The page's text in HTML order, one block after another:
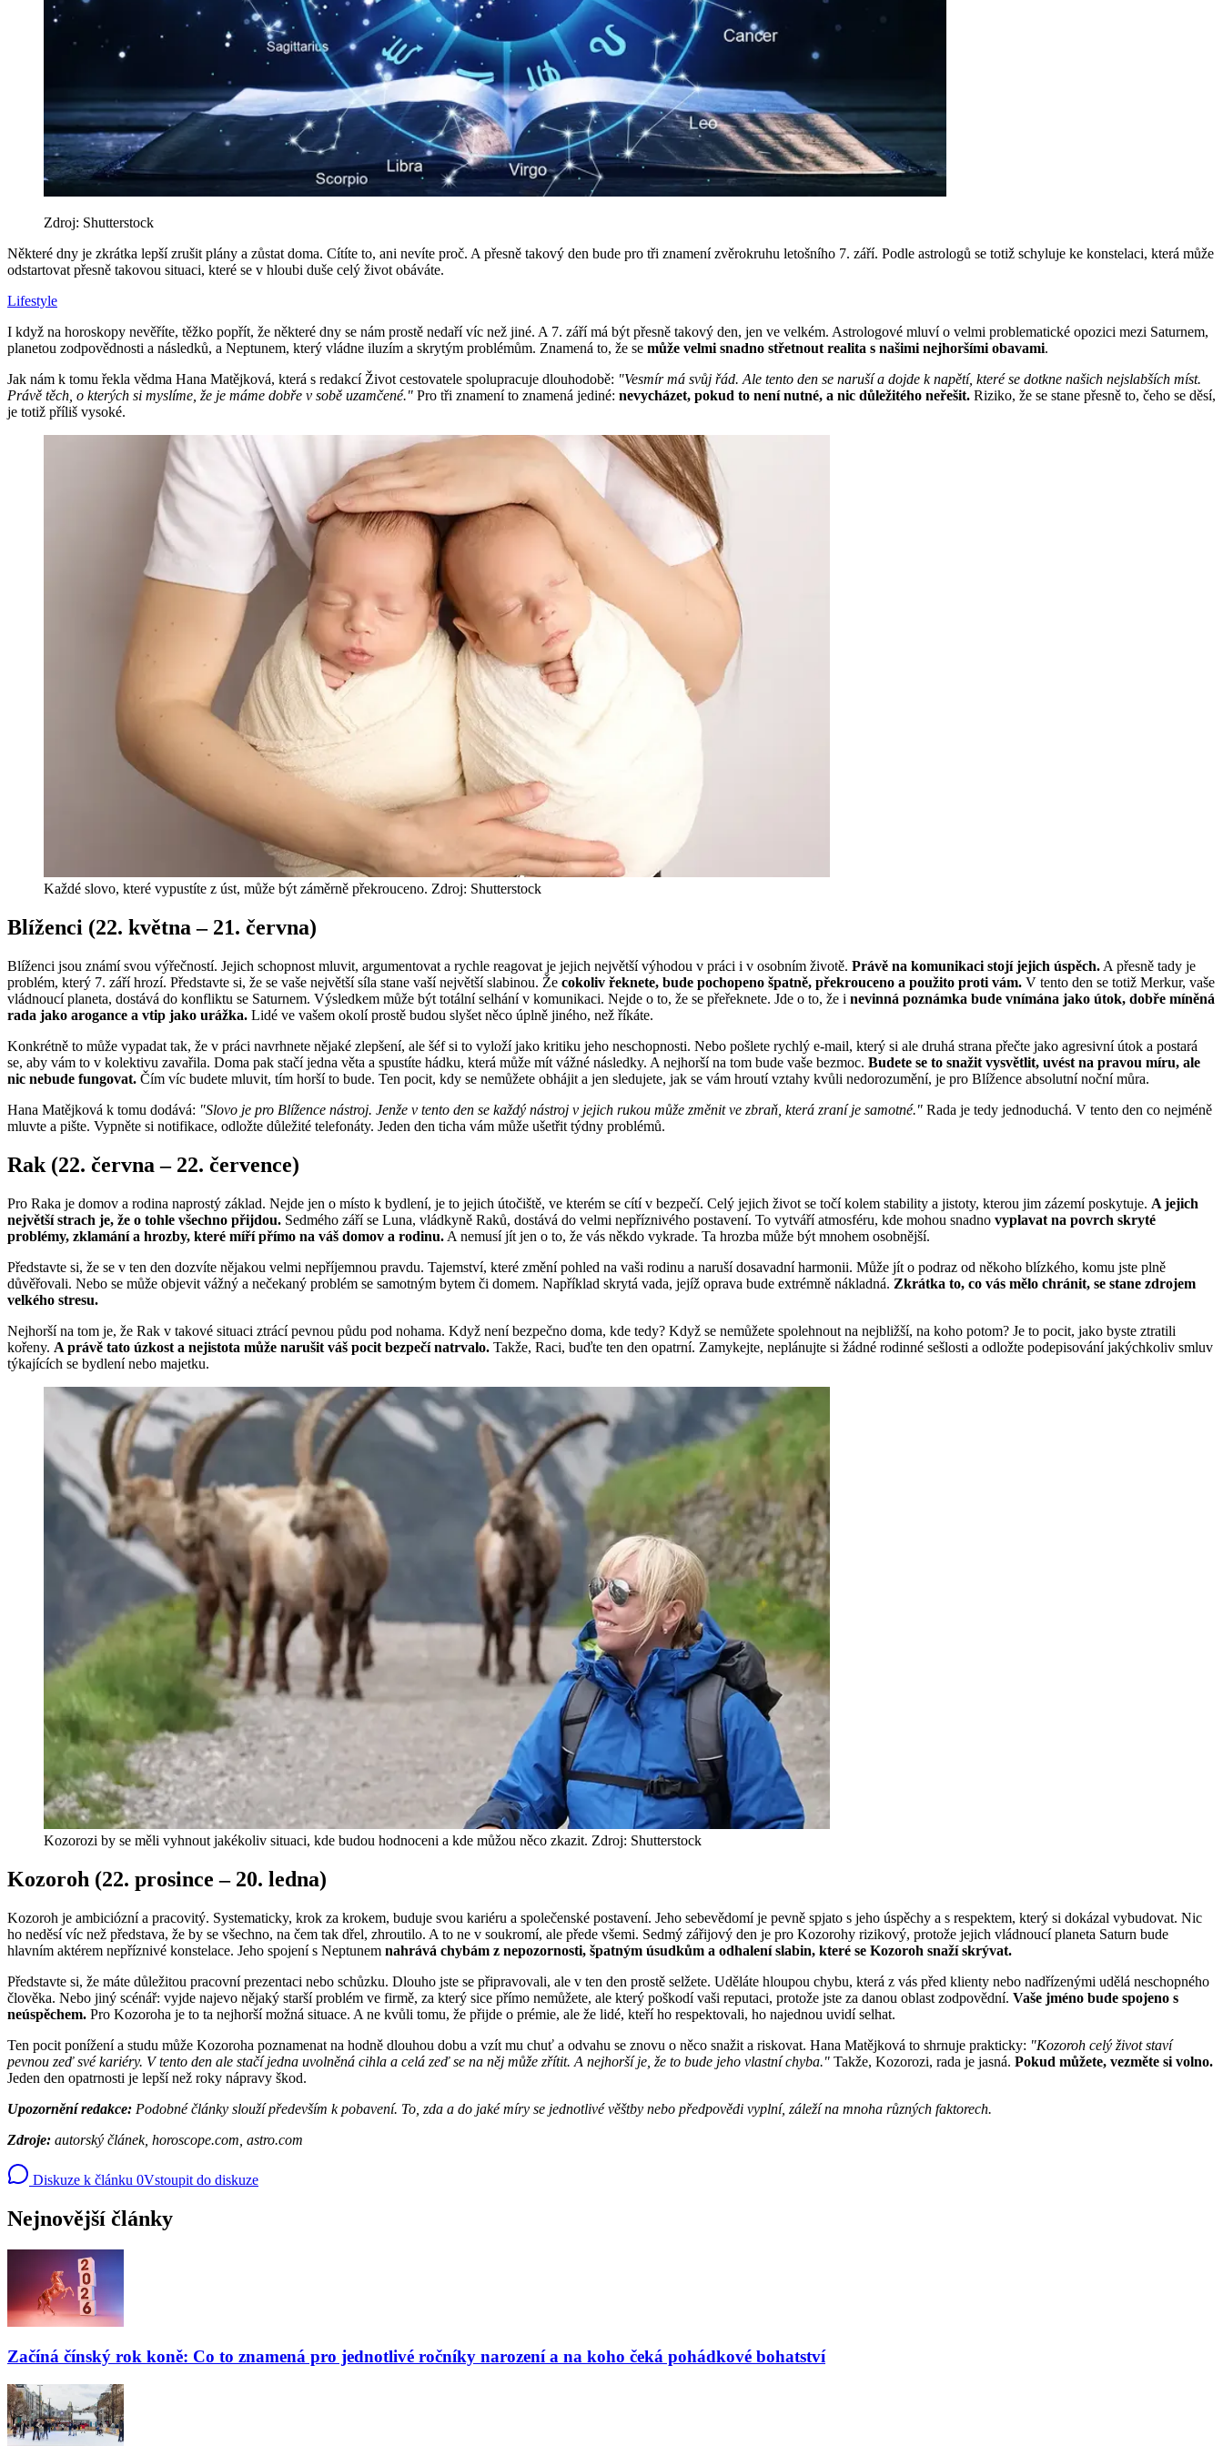
Zdroj: Shutterstock
Některé dny je zkrátka lepší zrušit plány a zůstat doma. Cítíte to, ani nevíte proč. A přesně takový den bude pro tři znamení zvěrokruhu letošního 7. září. Podle astrologů se totiž schyluje ke konstelaci, která může
odstartovat přesně takovou situaci, které se v hloubi duše celý život obáváte.
Lifestyle
I když na horoskopy nevěříte, těžko popřít, že některé dny se nám prostě nedaří víc než jiné. A 7. září má být přesně takový den, jen ve velkém. Astrologové mluví o velmi problematické opozici mezi Saturnem,
planetou zodpovědnosti a následků, a Neptunem, který vládne iluzím a skrytým problémům. Znamená to, že se může velmi snadno střetnout realita s našimi nejhoršími obavami.
Jak nám k tomu řekla vědma Hana Matějková, která s redakcí Život cestovatele spolupracuje dlouhodobě: "Vesmír má svůj řád. Ale tento den se naruší a dojde k napětí, které se dotkne našich nejslabších míst.
Právě těch, o kterých si myslíme, že je máme dobře v sobě uzamčené." Pro tři znamení to znamená jediné: nevycházet, pokud to není nutné, a nic důležitého neřešit. Riziko, že se stane přesně to, čeho se děsí,
je totiž příliš vysoké.
Každé slovo, které vypustíte z úst, může být záměrně překrouceno. Zdroj: Shutterstock
Blíženci (22. května – 21. června)
Blíženci jsou známí svou výřečností. Jejich schopnost mluvit, argumentovat a rychle reagovat je jejich největší výhodou v práci i v osobním životě. Právě na komunikaci stojí jejich úspěch. A přesně tady je
problém, který 7. září hrozí. Představte si, že se vaše největší síla stane vaší největší slabinou. Že cokoliv řeknete, bude pochopeno špatně, překrouceno a použito proti vám. V tento den se totiž Merkur, vaše
vládnoucí planeta, dostává do konfliktu se Saturnem. Výsledkem může být totální selhání v komunikaci. Nejde o to, že se přeřeknete. Jde o to, že i nevinná poznámka bude vnímána jako útok, dobře míněná
rada jako arogance a vtip jako urážka. Lidé ve vašem okolí prostě budou slyšet něco úplně jiného, než říkáte.
Konkrétně to může vypadat tak, že v práci navrhnete nějaké zlepšení, ale šéf si to vyloží jako kritiku jeho neschopnosti. Nebo pošlete rychlý e-mail, který si ale druhá strana přečte jako agresivní útok a postará
se, aby vám to v kolektivu zavařila. Doma pak stačí jedna věta a spustíte hádku, která může mít vážné následky. A nejhorší na tom bude vaše bezmoc. Budete se to snažit vysvětlit, uvést na pravou míru, ale
nic nebude fungovat. Čím víc budete mluvit, tím horší to bude. Ten pocit, kdy se nemůžete obhájit a jen sledujete, jak se vám hroutí vztahy kvůli nedorozumění, je pro Blížence absolutní noční můra.
Hana Matějková k tomu dodává: "Slovo je pro Blížence nástroj. Jenže v tento den se každý nástroj v jejich rukou může změnit ve zbraň, která zraní je samotné." Rada je tedy jednoduchá. V tento den co nejméně
mluvte a pište. Vypněte si notifikace, odložte důležité telefonáty. Jeden den ticha vám může ušetřit týdny problémů.
Rak (22. června – 22. července)
Pro Raka je domov a rodina naprostý základ. Nejde jen o místo k bydlení, je to jejich útočiště, ve kterém se cítí v bezpečí. Celý jejich život se točí kolem stability a jistoty, kterou jim zázemí poskytuje. A jejich
největší strach je, že o tohle všechno přijdou. Sedmého září se Luna, vládkyně Raků, dostává do velmi nepříznivého postavení. To vytváří atmosféru, kde mohou snadno vyplavat na povrch skryté
problémy, zklamání a hrozby, které míří přímo na váš domov a rodinu. A nemusí jít jen o to, že vás někdo vykrade. Ta hrozba může být mnohem osobnější.
Představte si, že se v ten den dozvíte nějakou velmi nepříjemnou pravdu. Tajemství, které změní pohled na vaši rodinu a naruší dosavadní harmonii. Může jít o podraz od někoho blízkého, komu jste plně
důvěřovali. Nebo se může objevit vážný a nečekaný problém se samotným bytem či domem. Například skrytá vada, jejíž oprava bude extrémně nákladná. Zkrátka to, co vás mělo chránit, se stane zdrojem
velkého stresu.
Nejhorší na tom je, že Rak v takové situaci ztrácí pevnou půdu pod nohama. Když není bezpečno doma, kde tedy? Když se nemůžete spolehnout na nejbližší, na koho potom? Je to pocit, jako byste ztratili
kořeny. A právě tato úzkost a nejistota může narušit váš pocit bezpečí natrvalo. Takže, Raci, buďte ten den opatrní. Zamykejte, neplánujte si žádné rodinné sešlosti a odložte podepisování jakýchkoliv smluv
týkajících se bydlení nebo majetku.
Kozorozi by se měli vyhnout jakékoliv situaci, kde budou hodnoceni a kde můžou něco zkazit. Zdroj: Shutterstock
Kozoroh (22. prosince – 20. ledna)
Kozoroh je ambiciózní a pracovitý. Systematicky, krok za krokem, buduje svou kariéru a společenské postavení. Jeho sebevědomí je pevně spjato s jeho úspěchy a s respektem, který si dokázal vybudovat. Nic
ho neděsí víc než představa, že by se všechno, na čem tak dřel, zhroutilo. A to ne v soukromí, ale přede všemi. Sedmý zářijový den je pro Kozorohy rizikový, protože jejich vládnoucí planeta Saturn bude
hlavním aktérem nepříznivé konstelace. Jeho spojení s Neptunem nahrává chybám z nepozornosti, špatným úsudkům a odhalení slabin, které se Kozoroh snaží skrývat.
Představte si, že máte důležitou pracovní prezentaci nebo schůzku. Dlouho jste se připravovali, ale v ten den prostě selžete. Uděláte hloupou chybu, která z vás před klienty nebo nadřízenými udělá neschopného
člověka. Nebo jiný scénář: vyjde najevo nějaký starší problém ve firmě, za který sice přímo nemůžete, ale který poškodí vaši reputaci, protože jste za danou oblast zodpovědní. Vaše jméno bude spojeno s
neúspěchem. Pro Kozoroha je to ta nejhorší možná situace. A ne kvůli tomu, že přijde o prémie, ale že lidé, kteří ho respektovali, ho najednou uvidí selhat.
Ten pocit ponížení a studu může Kozoroha poznamenat na hodně dlouhou dobu a vzít mu chuť a odvahu se znovu o něco snažit a riskovat. Hana Matějková to shrnuje prakticky: "Kozoroh celý život staví
pevnou zeď své kariéry. V tento den ale stačí jedna uvolněná cihla a celá zeď se na něj může zřítit. A nejhorší je, že to bude jeho vlastní chyba." Takže, Kozorozi, rada je jasná. Pokud můžete, vezměte si volno.
Jeden den opatrnosti je lepší než roky nápravy škod.
Upozornění redakce: Podobné články slouží především k pobavení. To, zda a do jaké míry se jednotlivé věštby nebo předpovědi vyplní, záleží na mnoha různých faktorech.
Zdroje: autorský článek, horoscope.com, astro.com
Diskuze k článku 0Vstoupit do diskuze
Nejnovější články
Začíná čínský rok koně: Co to znamená pro jednotlivé ročníky narození a na koho čeká pohádkové bohatství